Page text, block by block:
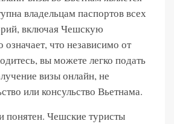
владельцам паспортов всех
включая Чешскую
означает, что независимо от
вы можете легко подать
визы онлайн, не
или консульство Вьетнама.
понятен. Чешские туристы